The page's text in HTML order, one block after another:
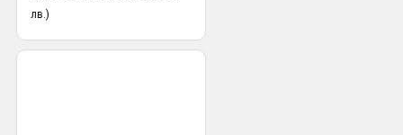
лв.)